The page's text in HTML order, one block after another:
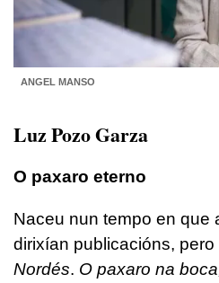
ANGEL MANSO
Luz Pozo Garza
O paxaro eterno
Naceu nun tempo en que
dirixían publicacións,
Nordés. O paxaro na